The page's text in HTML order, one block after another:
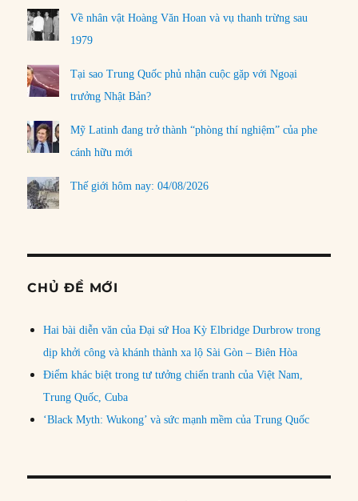
Về nhân vật Hoàng Văn Hoan và vụ thanh trừng sau
1979
Tại sao Trung Quốc phủ nhận cuộc gặp với Ngoại
trưởng Nhật Bản?
Mỹ Latinh đang trở thành “phòng thí nghiệm” của phe
cánh hữu mới
Thế giới hôm nay: 04/08/2026
CHỦ ĐỀ MỚI
Hai bài diễn văn của Đại sứ Hoa Kỳ Elbridge Durbrow trong
dịp khởi công và khánh thành xa lộ Sài Gòn – Biên Hòa
Điểm khác biệt trong tư tưởng chiến tranh của Việt Nam,
Trung Quốc, Cuba
‘Black Myth: Wukong’ và sức mạnh mềm của Trung Quốc